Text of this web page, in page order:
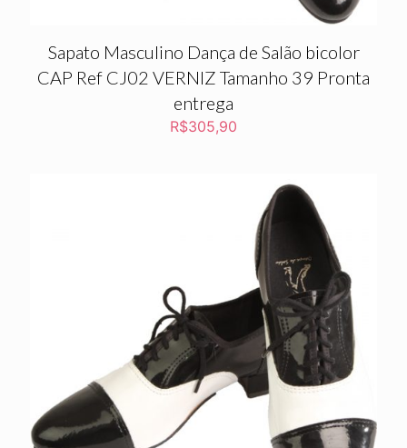
Sapato Masculino Dança de Salão bicolor
CAP Ref CJ02 VERNIZ Tamanho 39 Pronta
entrega
R$305,90